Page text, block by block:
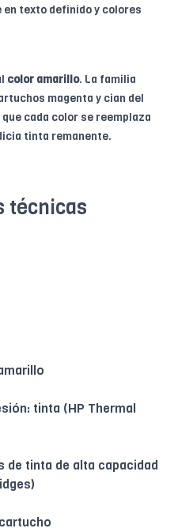
texto definido y colores
color amarillo. La familia
magenta y cian del
cada color se reemplaza
tinta remanente.
técnicas
tinta (HP Thermal
de tinta de alta capacidad